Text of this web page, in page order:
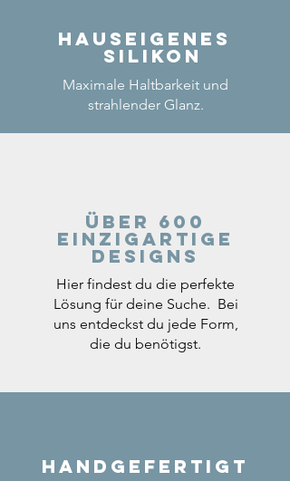
Hauseigenes
Silikon
Maximale Haltbarkeit und
strahlender Glanz.
Über 600
einzigartige
Designs
Hier findest du die perfekte
Lösung für deine Suche. Bei
uns entdeckst du jede Form,
die du benötigst.
Handgefertigt